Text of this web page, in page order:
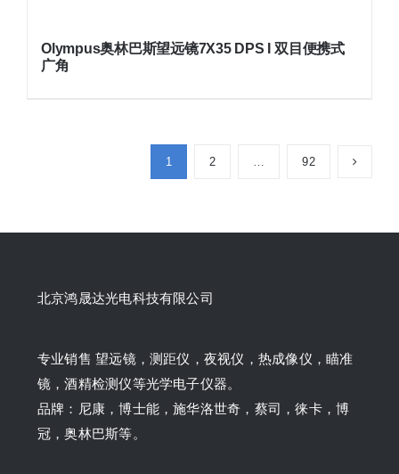
Olympus奥林巴斯望远镜7X35 DPS I 双目便携式
广角
1 2 … 92
北京鸿晟达光电科技有限公司
专业销售 望远镜，测距仪，夜视仪，热成像仪，瞄准
镜，酒精检测仪等光学电子仪器。
品牌：尼康，博士能，施华洛世奇，蔡司，徕卡，博
冠，奥林巴斯等。